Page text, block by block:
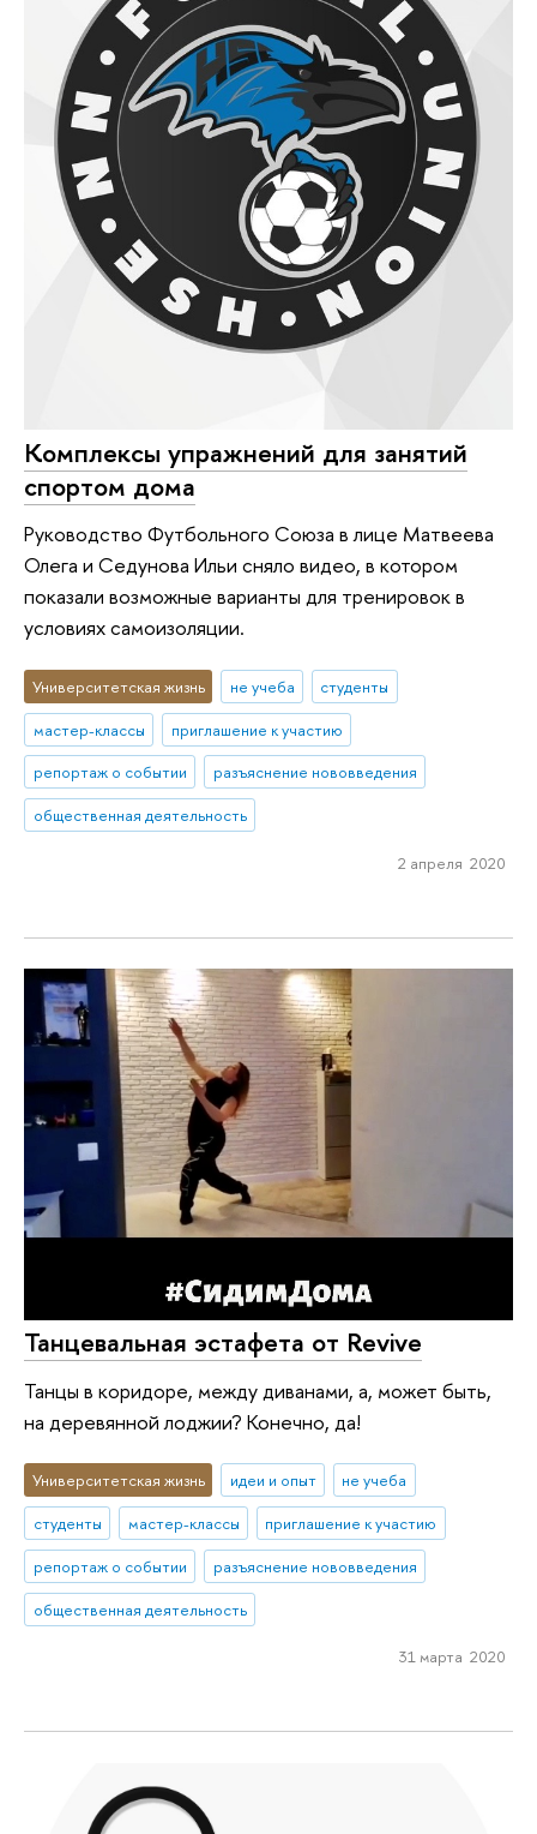
Комплексы упражнений для занятий
спортом дома
Руководство Футбольного Союза в лице Матвеева
Олега и Седунова Ильи сняло видео, в котором
показали возможные варианты для тренировок в
условиях самоизоляции.
Университетская жизнь не учеба
студенты
мастер-классы
приглашение к участию
репортаж о событии
разъяснение нововведения
общественная деятельность
2 апреля 2020
Танцевальная эстафета от Revive
Танцы в коридоре, между диванами, а, может быть,
на деревянной лоджии? Конечно, да!
Университетская жизнь идеи и опыт
не учеба
студенты
мастер-классы
приглашение к участию
репортаж о событии
разъяснение нововведения
общественная деятельность
31 марта 2020